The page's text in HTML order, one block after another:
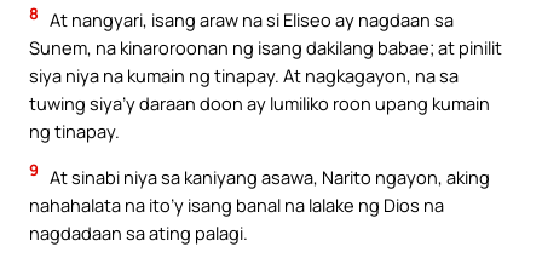
8 At nangyari, isang araw na si Eliseo ay nagdaan sa
Sunem, na kinaroroonan ng isang dakilang babae; at pinilit
siya niya na kumain ng tinapay. At nagkagayon, na sa
tuwing siya’y daraan doon ay lumiliko roon upang kumain
ng tinapay.
9 At sinabi niya sa kaniyang asawa, Narito ngayon, aking
nahahalata na ito’y isang banal na lalake ng Dios na
nagdadaan sa ating palagi.